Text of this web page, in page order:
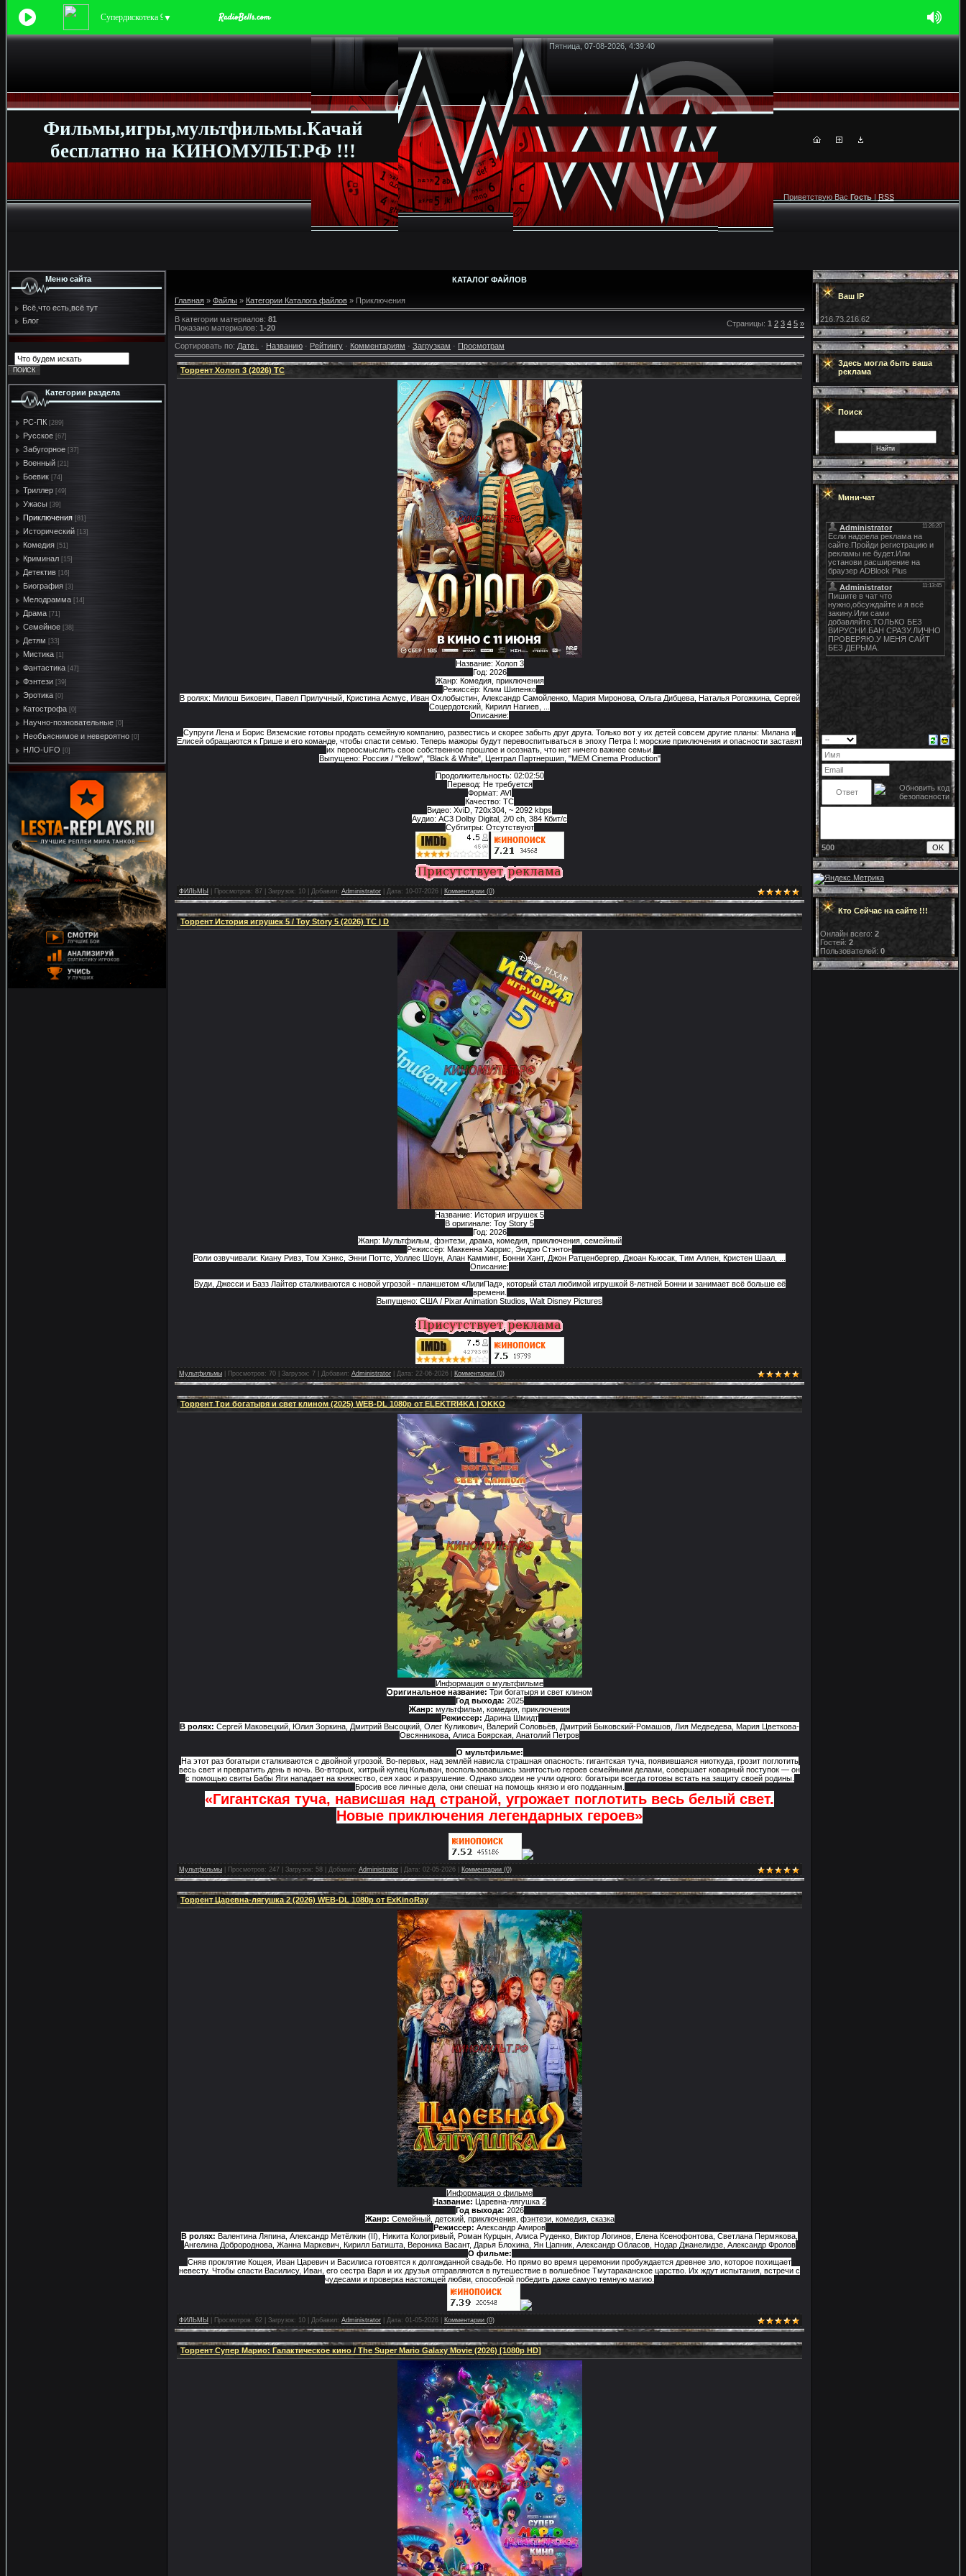
Супердискотека 90-х
▼
Пятница, 07-08-2026, 4:39:40
Фильмы,игры,мультфильмы.Качай
бесплатно на КИНОМУЛЬТ.РФ !!!
Приветствую Вас Гость| RSS
Меню сайта
Всё,что есть,всё тут
Блог
Категории раздела
PC-ПК [289]
Русское [67]
Забугорное [37]
Военный [21]
Боевик [74]
Триллер [49]
Ужасы [39]
Приключения [81]
Исторический [13]
Комедия [51]
Криминал [15]
Детектив [16]
Биография [3]
Мелодрамма [14]
Драма [71]
Семейное [38]
Детям [33]
Мистика [1]
Фантастика [47]
Фэнтези [39]
Эротика [0]
Катострофа [0]
Научно-позновательные [0]
Необъяснимое и невероятно [0]
НЛО-UFO [0]
КАТАЛОГ ФАЙЛОВ
Главная » Файлы » Категории Каталога файлов » Приключения
В категории материалов: 81
Показано материалов: 1-20 Страницы: 1 2 3 4 5 »
Сортировать по: Дате · Названию · Рейтингу · Комментариям · Загрузкам · Просмотрам
Торрент Холоп 3 (2026) TC
Название: Холоп 3
Год: 2026
Жанр: Комедия, приключения
Режиссёр: Клим Шипенко
В ролях: Милош Бикович, Павел Прилучный, Кристина Асмус, Иван Охлобыстин, Александр Самойленко, Мария Миронова, Ольга Дибцева, Наталья Рогожкина, Сергей
Соцердотский, Кирилл Нагиев, ...
Описание:
Супруги Лена и Борис Вяземские готовы продать семейную компанию, развестись и скорее забыть друг друга. Только вот у их детей совсем другие планы: Милана и
Елисей обращаются к Грише и его команде, чтобы спасти семью. Теперь мажоры будут перевоспитываться в эпоху Петра I: морские приключения и опасности заставят
их переосмыслить свое собственное прошлое и осознать, что нет ничего важнее семьи.
Выпущено: Россия / "Yellow", "Black & White", Централ Партнершип, "MEM Cinema Production"
Продолжительность: 02:02:50
Перевод: Не требуется
Формат: AVI
Качество: TC
Видео: XviD, 720x304, ~ 2092 kbps
Аудио: AC3 Dolby Digital, 2/0 ch, 384 Кбит/с
Субтитры: Отсутствуют
ФИЛЬМЫ Просмотров: 87 Загрузок: 10 Добавил: Administrator Дата: 10-07-2026 Комментарии (0)
Торрент История игрушек 5 / Toy Story 5 (2026) TC | D
Название: История игрушек 5
В оригинале: Toy Story 5
Год: 2026
Жанр: Мультфильм, фэнтези, драма, комедия, приключения, семейный
Режиссёр: Маккенна Харрис, Эндрю Стэнтон
Роли озвучивали: Киану Ривз, Том Хэнкс, Энни Поттс, Уоллес Шоун, Алан Камминг, Бонни Хант, Джон Ратценбергер, Джоан Кьюсак, Тим Аллен, Кристен Шаал, ...
Описание:
Вуди, Джесси и Базз Лайтер сталкиваются с новой угрозой - планшетом «ЛилиПад», который стал любимой игрушкой 8-летней Бонни и занимает всё больше её
времени.
Выпущено: США / Pixar Animation Studios, Walt Disney Pictures
Мультфильмы Просмотров: 70 Загрузок: 7 Добавил: Administrator Дата: 22-06-2026 Комментарии (0)
Торрент Три богатыря и свет клином (2025) WEB-DL 1080p от ELEKTRI4KA | OKKO
Информация о мультфильме
Оригинальное название: Три богатыря и свет клином
Год выхода: 2025
Жанр: мультфильм комедия приключения
Режиссер: Дарина Шмидт
В ролях: Сергей Маковецкий, Юлия Зоркина, Дмитрий Высоцкий, Олег Куликович, Валерий Соловьёв, Дмитрий Быковский-Ромашов, Лия Медведева, Мария Цветкова-
Овсянникова, Алиса Боярская, Анатолий Петров
О мультфильме:
На этот раз богатыри сталкиваются с двойной угрозой. Во-первых, над землёй нависла страшная опасность: гигантская туча, появившаяся ниоткуда, грозит поглотить
весь свет и превратить день в ночь. Во-вторых, хитрый купец Колыван, воспользовавшись занятостью героев семейными делами, совершает коварный поступок — он
с помощью свиты Бабы Яги нападает на княжество, сея хаос и разрушение. Однако злодеи не учли одного: богатыри всегда готовы встать на защиту своей родины.
Бросив все личные дела, они спешат на помощь князю и его подданным.
«Гигантская туча, нависшая над страной, угрожает поглотить весь белый свет.
Новые приключения легендарных героев»
Мультфильмы Просмотров: 247 Загрузок: 58 Добавил: Administrator Дата: 02-05-2026 Комментарии (0)
Торрент Царевна-лягушка 2 (2026) WEB-DL 1080p от ExKinoRay
Информация о фильме
Название: Царевна-лягушка 2
Год выхода: 2026
Жанр: Семейный, детский, приключения, фэнтези, комедия, сказка
Режиссер: Александр Амиров
В ролях: Валентина Ляпина, Александр Метёлкин (II), Никита Кологривый, Роман Курцын, Алиса Руденко, Виктор Логинов, Елена Ксенофонтова, Светлана Пермякова,
Ангелина Добророднова, Жанна Маркевич, Кирилл Батишта, Вероника Васант, Дарья Блохина, Ян Цапник, Александр Обласов, Нодар Джанелидзе, Александр Фролов
О фильме:
Сняв проклятие Кощея, Иван Царевич и Василиса готовятся к долгожданной свадьбе. Но прямо во время церемонии пробуждается древнее зло, которое похищает
невесту. Чтобы спасти Василису, Иван, его сестра Варя и их друзья отправляются в путешествие в волшебное Тмутараканское царство. Их ждут испытания, встречи с
чудесами и проверка настоящей любви, способной победить даже самую темную магию.
ФИЛЬМЫ Просмотров: 62 Загрузок: 10 Добавил: Administrator Дата: 01-05-2026 Комментарии (0)
Торрент Супер Марио: Галактическое кино / The Super Mario Galaxy Movie (2026) [1080p HD]
Ваш IP
216.73.216.62
Здесь могла быть ваша
реклама
Поиск
Мини-чат
500
Кто Сейчас на сайте !!!
Онлайн всего: 2
Гостей: 2
Пользователей: 0